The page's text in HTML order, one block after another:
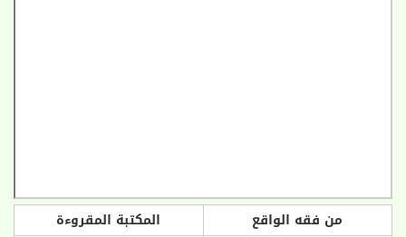
من فقه الواقع
المكتبة المقروءة